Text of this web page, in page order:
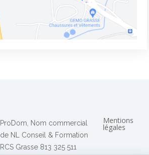
ProDom, Nom commercial
de NL Conseil & Formation
RCS Grasse 813 325 511
Mentions
légales